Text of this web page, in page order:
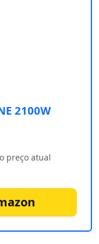
2100W
preço atual